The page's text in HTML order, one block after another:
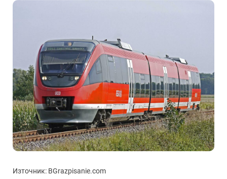
Източник: BGrazpisanie.com